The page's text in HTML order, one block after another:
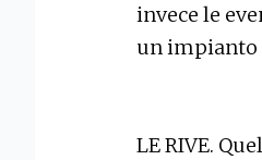
invece le
un impianto
LE RIVE.